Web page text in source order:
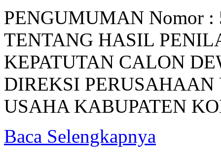
PENGUMUMAN Nomor :
TENTANG HASIL
KEPATUTAN CALON
DIREKSI
USAHA KABUPATEN
Baca Selengkapnya